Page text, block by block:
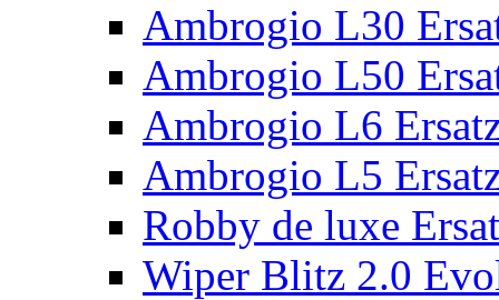
Ambrogio L30
Ambrogio L50
Ambrogio L6
Ambrogio L5
Robby de luxe
Wiper Blitz 2.0